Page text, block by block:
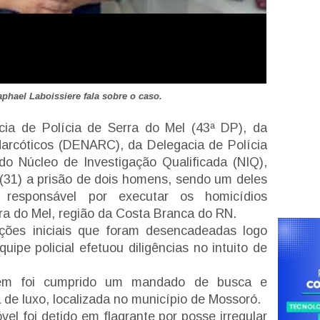
Laboissiere fala sobre o caso.
de Polícia de Serra do Mel (43ª DP), da
(DENARC), da Delegacia de Polícia
Núcleo de Investigação Qualificada (NIQ),
a prisão de dois homens, sendo um deles
responsável por executar os homicídios
do Mel, região da Costa Branca do RN.
iniciais que foram desencadeadas logo
policial efetuou diligências no intuito de
foi cumprido um mandado de busca e
luxo, localizada no município de Mossoró.
foi detido em flagrante por posse irregular